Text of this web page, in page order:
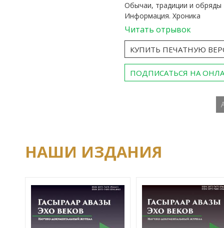
Обычаи, традиции и обряды
Информация. Хроника
Читать отрывок
КУПИТЬ ПЕЧАТНУЮ
ПОДПИСАТЬСЯ НА
НАШИ ИЗДАНИЯ